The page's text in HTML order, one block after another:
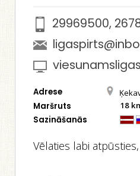
29969500,
Adrese
Maršruts 18
Sazināšanās
Vēlaties labi